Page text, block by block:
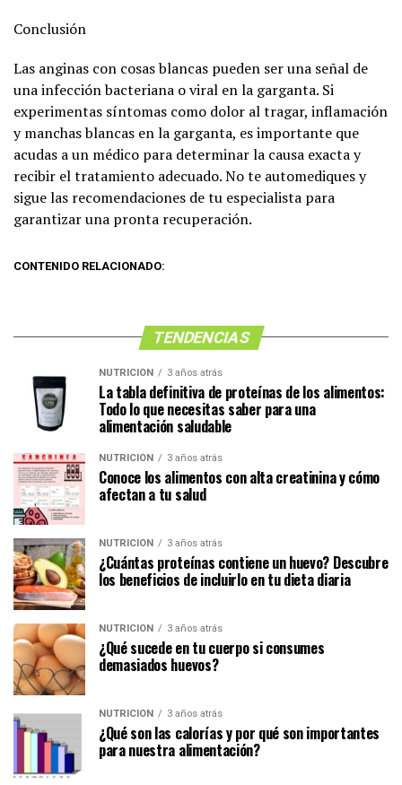
Conclusión
Las anginas con cosas blancas pueden ser una señal de
una infección bacteriana o viral en la garganta. Si
experimentas síntomas como dolor al tragar, inflamación
y manchas blancas en la garganta, es importante que
acudas a un médico para determinar la causa exacta y
recibir el tratamiento adecuado. No te automediques y
sigue las recomendaciones de tu especialista para
garantizar una pronta recuperación.
CONTENIDO RELACIONADO:
TENDENCIAS
NUTRICIÓN 3 años atrás
La tabla definitiva de proteínas de los alimentos:
Todo lo que necesitas saber para una
alimentación saludable
NUTRICIÓN 3 años atrás
Conoce los alimentos con alta creatinina y cómo
afectan a tu salud
NUTRICIÓN 3 años atrás
¿Cuántas proteínas contiene un huevo? Descubre
los beneficios de incluirlo en tu dieta diaria
NUTRICIÓN 3 años atrás
¿Qué sucede en tu cuerpo si consumes
demasiados huevos?
NUTRICIÓN 3 años atrás
¿Qué son las calorías y por qué son importantes
para nuestra alimentación?